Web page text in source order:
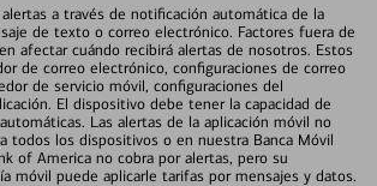
a través de notificación automática de la
de texto o correo electrónico. Factores fuera de
afectar cuándo recibirá alertas de nosotros. Estos
de correo electrónico, configuraciones de correo
de servicio móvil, configuraciones del
El dispositivo debe tener la capacidad de
Las alertas de la aplicación móvil no
todos los dispositivos o en nuestra Banca Móvil
of America no cobra por alertas, pero su
móvil puede aplicarle tarifas por mensajes y datos.